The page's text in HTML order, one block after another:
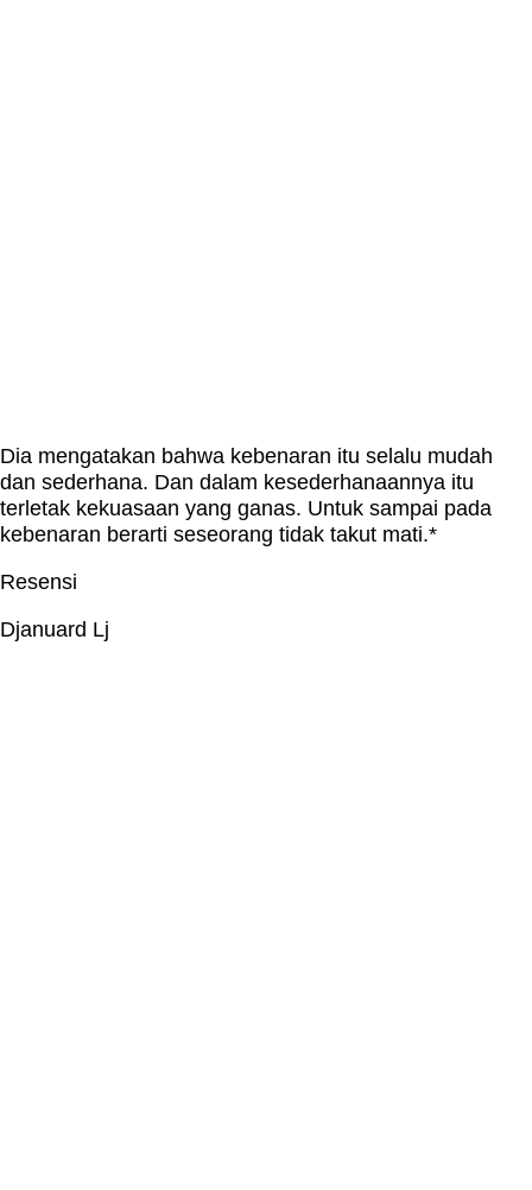
Dia mengatakan bahwa kebenaran itu selalu mudah
dan sederhana. Dan dalam kesederhanaannya itu
terletak kekuasaan yang ganas. Untuk sampai pada
kebenaran berarti seseorang tidak takut mati.*
Resensi
Djanuard Lj